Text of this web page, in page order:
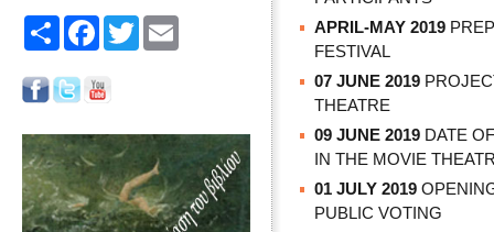
Share FacebookTwitter
APRIL-MAY 2019
FESTIVAL
07 JUNE 2019
THEATRE
09 JUNE 2019 DATE
IN THE MOVIE
01 JULY 2019
PUBLIC VOTING